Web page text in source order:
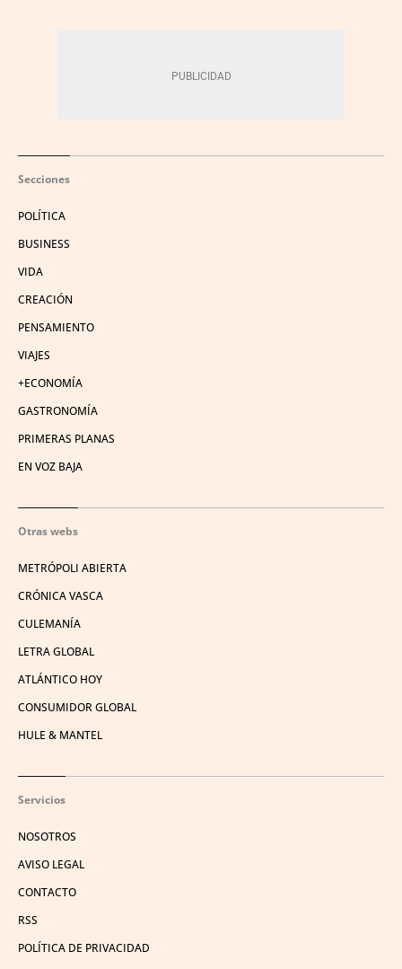
Secciones
POLÍTICA
BUSINESS
VIDA
CREACIÓN
PENSAMIENTO
VIAJES
+ECONOMÍA
GASTRONOMÍA
PRIMERAS PLANAS
EN VOZ BAJA
Otras webs
METRÓPOLI ABIERTA
CRÓNICA VASCA
CULEMANÍA
LETRA GLOBAL
ATLÁNTICO HOY
CONSUMIDOR GLOBAL
HULE & MANTEL
Servicios
NOSOTROS
AVISO LEGAL
CONTACTO
RSS
POLÍTICA DE PRIVACIDAD